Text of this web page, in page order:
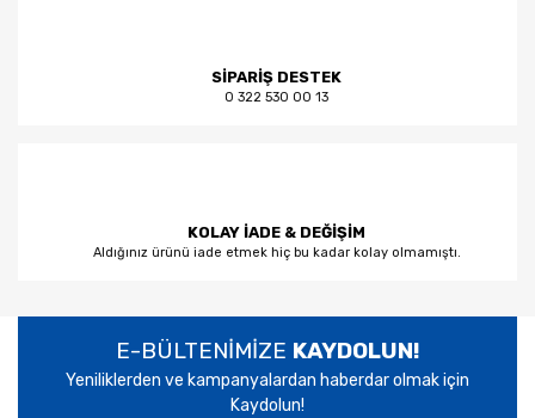
SİPARİŞ DESTEK
0 322 530 00 13
KOLAY İADE & DEĞİŞİM
Aldığınız ürünü iade etmek hiç bu kadar kolay olmamıştı.
E-BÜLTENİMİZE KAYDOLUN!
Yeniliklerden ve kampanyalardan haberdar olmak için
Kaydolun!